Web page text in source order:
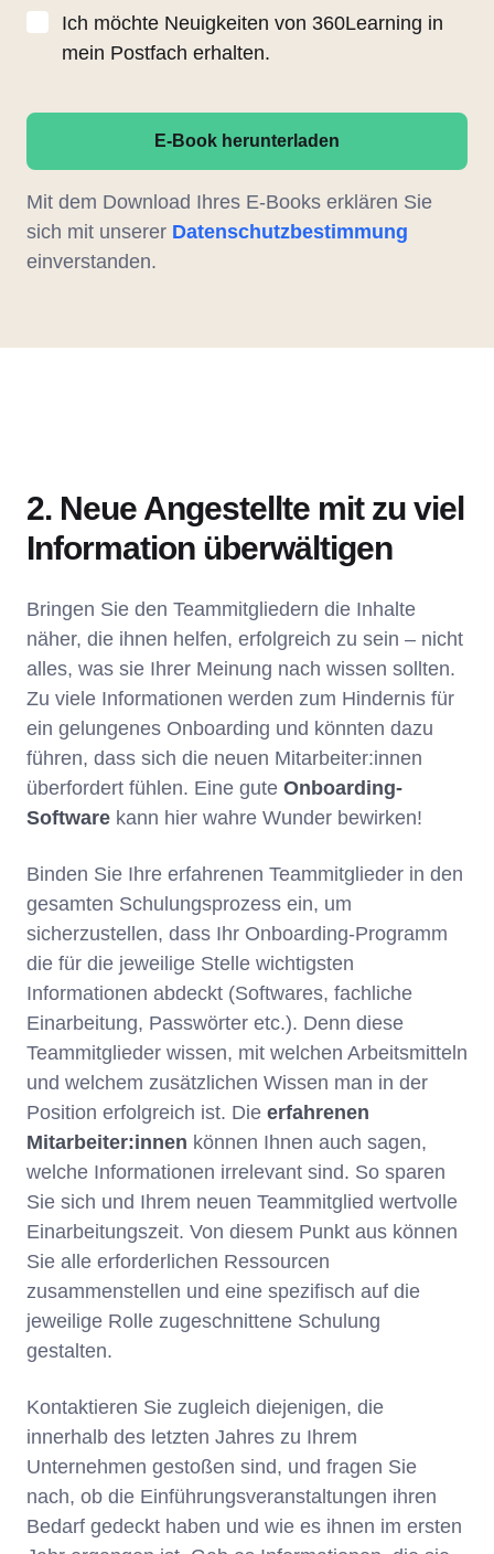
Ich möchte Neuigkeiten von 360Learning in
mein Postfach erhalten.
E-Book herunterladen
Mit dem Download Ihres E-Books erklären Sie
sich mit unserer Datenschutzbestimmung
einverstanden.
2. Neue Angestellte mit zu viel
Information überwältigen
Bringen Sie den Teammitgliedern die Inhalte
näher, die ihnen helfen, erfolgreich zu sein – nicht
alles, was sie Ihrer Meinung nach wissen sollten.
Zu viele Informationen werden zum Hindernis für
ein gelungenes Onboarding und könnten dazu
führen, dass sich die neuen Mitarbeiter:innen
überfordert fühlen. Eine gute Onboarding-
Software kann hier wahre Wunder bewirken!
Binden Sie Ihre erfahrenen Teammitglieder in den
gesamten Schulungsprozess ein, um
sicherzustellen, dass Ihr Onboarding-Programm
die für die jeweilige Stelle wichtigsten
Informationen abdeckt (Softwares, fachliche
Einarbeitung, Passwörter etc.). Denn diese
Teammitglieder wissen, mit welchen Arbeitsmitteln
und welchem zusätzlichen Wissen man in der
Position erfolgreich ist. Die erfahrenen
Mitarbeiter:innen können Ihnen auch sagen,
welche Informationen irrelevant sind. So sparen
Sie sich und Ihrem neuen Teammitglied wertvolle
Einarbeitungszeit. Von diesem Punkt aus können
Sie alle erforderlichen Ressourcen
zusammenstellen und eine spezifisch auf die
jeweilige Rolle zugeschnittene Schulung
gestalten.
Kontaktieren Sie zugleich diejenigen, die
innerhalb des letzten Jahres zu Ihrem
Unternehmen gestoßen sind, und fragen Sie
nach, ob die Einführungsveranstaltungen ihren
Bedarf gedeckt haben und wie es ihnen im ersten